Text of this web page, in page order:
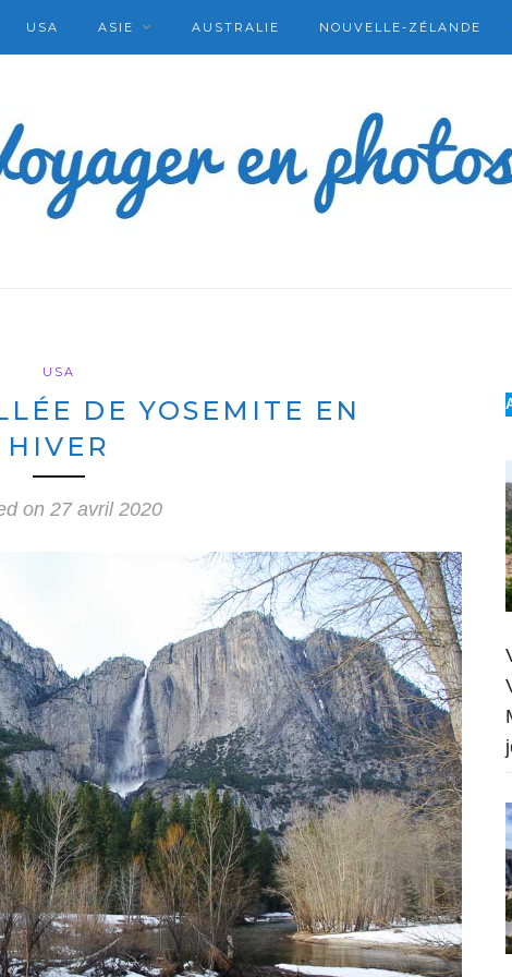
USA ASIE AUSTRALIE NOUVELLE-ZÉLANDE
USA
DE YOSEMITE EN
HIVER
on 27 avril 2020